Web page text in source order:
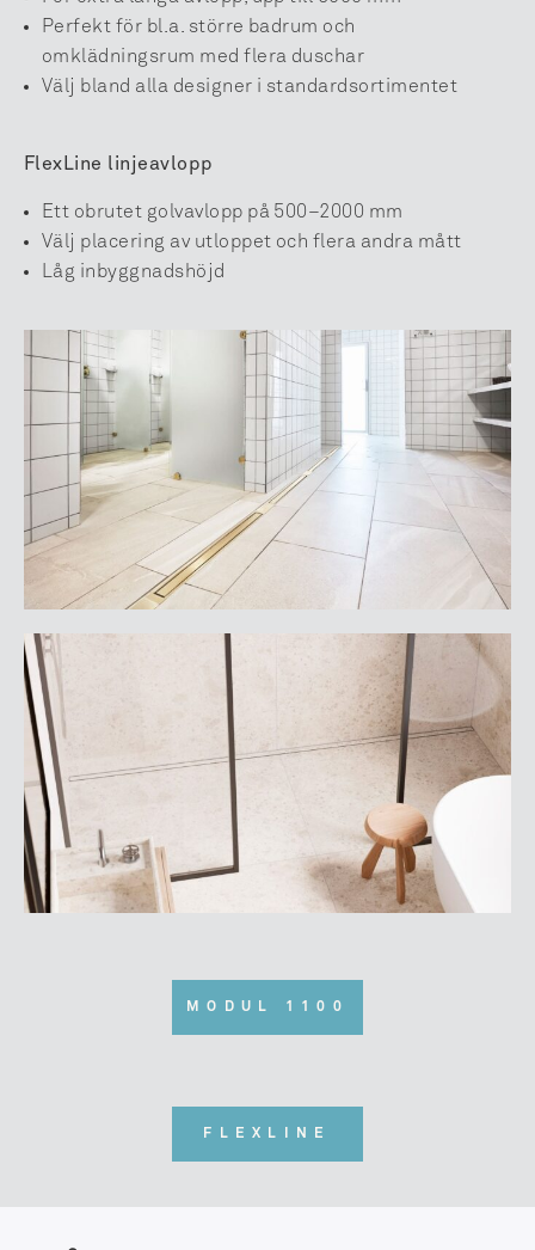
Perfekt för bl.a. större badrum och
omklädningsrum med flera duschar
Välj bland alla designer i standardsortimentet
FlexLine linjeavlopp
Ett obrutet golvavlopp på 500–2000 mm
Välj placering av utloppet och flera andra mått
Låg inbyggnadshöjd
MODUL 1100
FLEXLINE